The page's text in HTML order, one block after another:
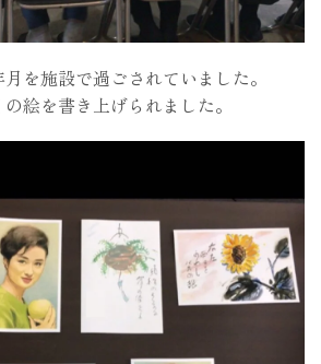
を施設で過ごされていました。
絵を書き上げられました。